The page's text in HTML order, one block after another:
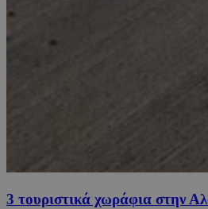
3 τουριστικά χωράφια στην